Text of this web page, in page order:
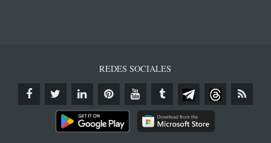
REDES SOCIALES